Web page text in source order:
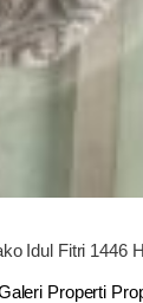
Idul Fitri 1446 H
Properti